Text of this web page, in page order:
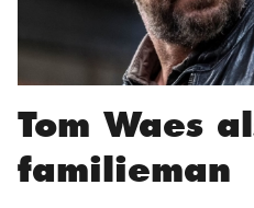
Tom Waes
familieman